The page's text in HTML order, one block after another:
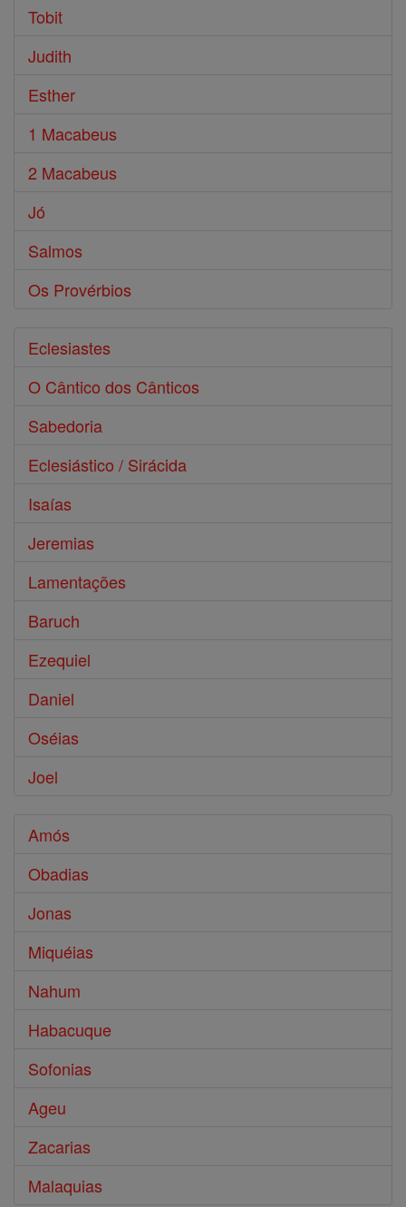
Tobit
Judith
Esther
1 Macabeus
2 Macabeus
Jó
Salmos
Os Provérbios
Eclesiastes
O Cântico dos Cânticos
Sabedoria
Eclesiástico / Sirácida
Isaías
Jeremias
Lamentações
Baruch
Ezequiel
Daniel
Oséias
Joel
Amós
Obadias
Jonas
Miquéias
Nahum
Habacuque
Sofonias
Ageu
Zacarias
Malaquias